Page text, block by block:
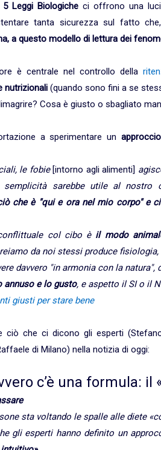
5 Leggi Biologicheci offrono una
tanta sicurezza sul fatto
a questo modello di lettura dei
è centrale nel controllo della
nutrizionali(quando sono fini a se
Cosa è giusto o sbagliato
a sperimentare un
le fobie [intorno agli alimenti]
semplicità sarebbe utile al nostro
che è "qui e ora nel mio corpo" e
col cibo è il modo
da noi stessi produce
davvero "in armonia con la
annuso e lo gusto, e aspetto il SI o il
giusti per stare bene
ciò che ci dicono gli esperti
di Milano) nella notizia di oggi:
c’è una formula: il
sta voltando le spalle alle diete
gli esperti hanno definito un